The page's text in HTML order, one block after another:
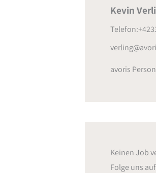
Kevin
avoris
Keinen Job
Folge uns